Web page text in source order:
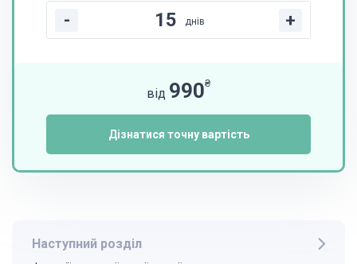
- днів +
від 990₴
Дізнатися точну вартість
Наступний розділ